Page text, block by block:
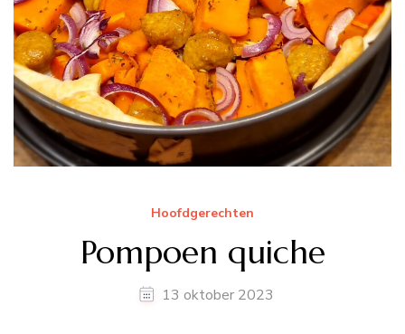
Hoofdgerechten
Pompoen quiche
13 oktober 2023